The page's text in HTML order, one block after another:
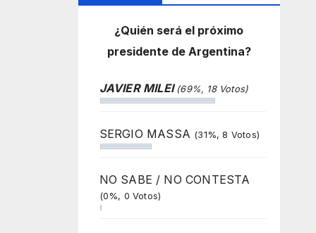
¿Quién será el próximo
presidente de Argentina?
JAVIER MILEI (69%, 18 Votos)
SERGIO MASSA (31%, 8 Votos)
NO SABE / NO CONTESTA
(0%, 0 Votos)